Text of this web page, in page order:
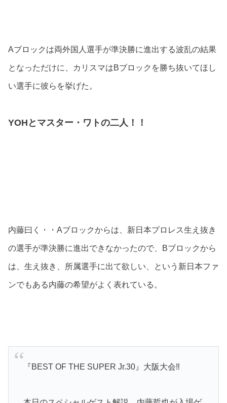
Aブロックは両外国人選手が準決勝に進出する波乱の結果
となっただけに、カリスマはBブロックを勝ち抜いてほし
い選手に彼らを挙げた。
YOHとマスター・ワトの二人！！
内藤曰く・・Aブロックからは、新日本プロレス生え抜き
の選手が準決勝に進出できなかったので、Bブロックから
は、生え抜き、所属選手に出て欲しい、という新日本ファ
ンでもある内藤の希望がよく表れている。
『BEST OF THE SUPER Jr.30』大阪大会‼️